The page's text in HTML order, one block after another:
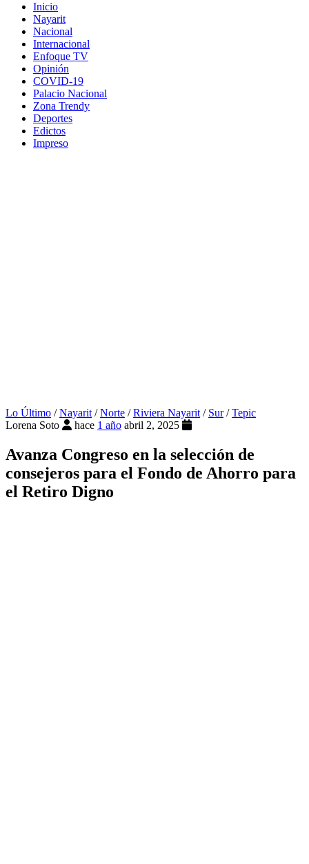
Inicio
Nayarit
Nacional
Internacional
Enfoque TV
Opinión
COVID-19
Palacio Nacional
Zona Trendy
Deportes
Edictos
Impreso
Lo Último /Nayarit/Norte /Riviera Nayarit/ Sur/Tepic
Lorena Soto
hace 1 año abril 2, 2025
Avanza Congreso en la selección de
consejeros para el Fondo de Ahorro para
el Retiro Digno